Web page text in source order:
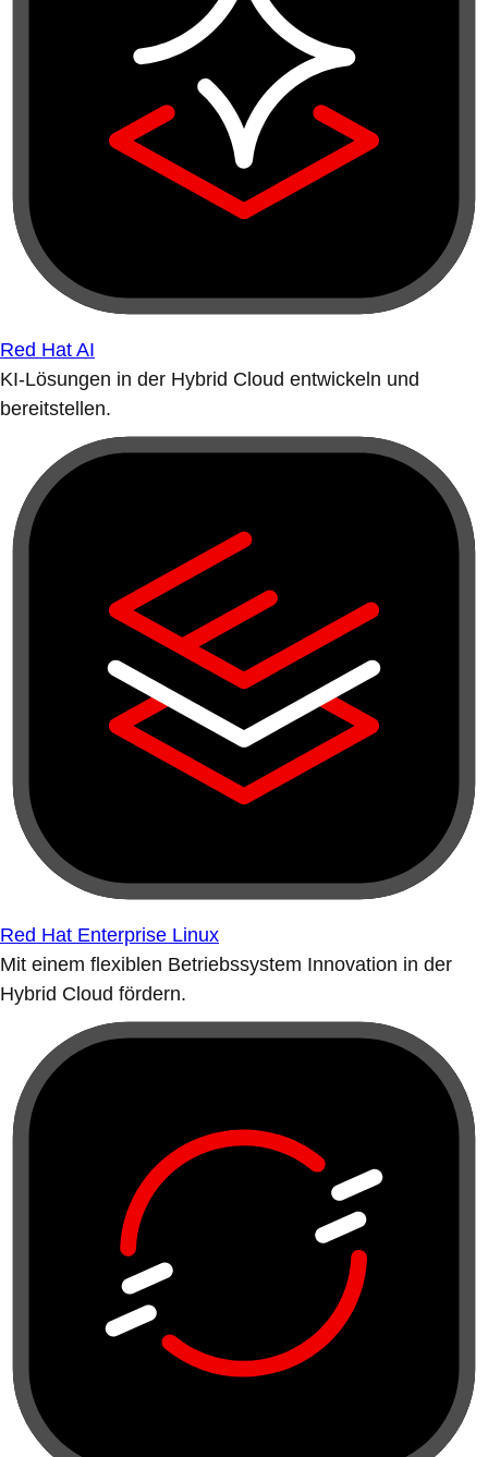
Red Hat AI
KI-Lösungen in der Hybrid Cloud entwickeln und
bereitstellen.
Red Hat Enterprise Linux
Mit einem flexiblen Betriebssystem Innovation in der
Hybrid Cloud fördern.